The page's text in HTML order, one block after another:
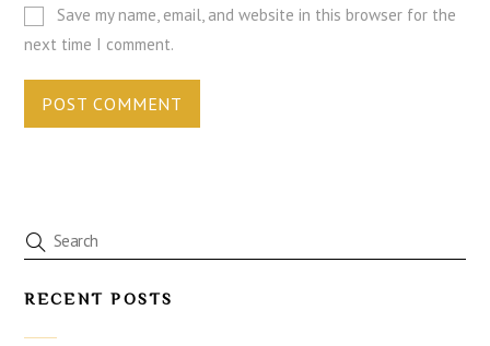
Save my name, email, and website in this browser for the
next time I comment.
RECENT POSTS